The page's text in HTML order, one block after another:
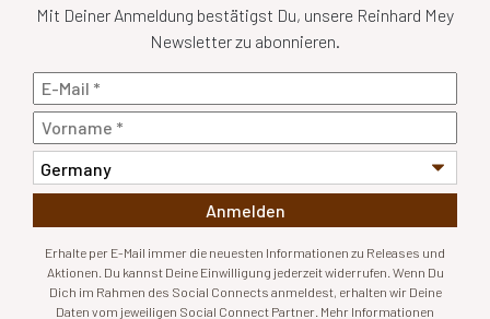
Mit Deiner Anmeldung bestätigst Du, unsere Reinhard Mey
Newsletter zu abonnieren.
Anmelden
Erhalte per E-Mail immer die neuesten Informationen zu Releases und
Aktionen. Du kannst Deine Einwilligung jederzeit widerrufen. Wenn Du
Dich im Rahmen des Social Connects anmeldest, erhalten wir Deine
Daten vom jeweiligen Social Connect Partner. Mehr Informationen